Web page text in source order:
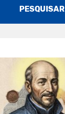
PESQUISAR